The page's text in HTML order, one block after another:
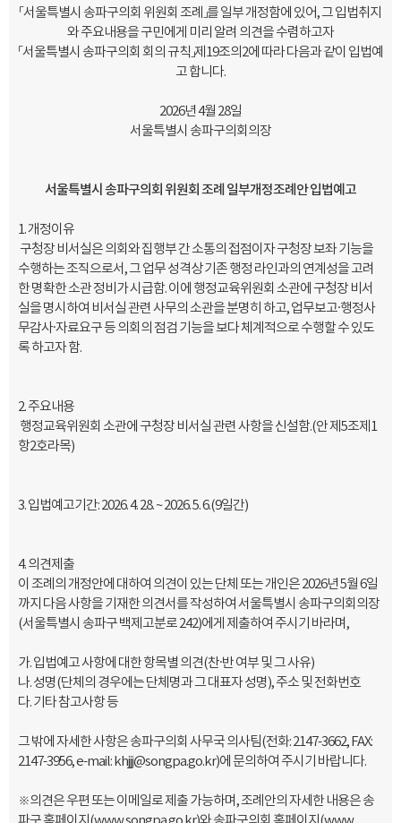
「서울특별시 송파구의회 위원회 조례」를 일부 개정함에 있어, 그 입법취지
와 주요내용을 구민에게 미리 알려 의견을 수렴하고자
「서울특별시 송파구의회 회의 규칙」제19조의2에 따라 다음과 같이 입법예
고 합니다.
2026년 4월 28일
서울특별시 송파구의회의장
서울특별시 송파구의회 위원회 조례 일부개정조례안 입법예고
1. 개정이유
구청장 비서실은 의회와 집행부 간 소통의 접점이자 구청장 보좌 기능을
수행하는 조직으로서, 그 업무 성격상 기존 행정 라인과의 연계성을 고려
한 명확한 소관 정비가 시급함. 이에 행정교육위원회 소관에 구청장 비서
실을 명시하여 비서실 관련 사무의 소관을 분명히 하고, 업무보고·행정사
무감사·자료요구 등 의회의 점검 기능을 보다 체계적으로 수행할 수 있도
록 하고자 함.
2. 주요내용
행정교육위원회 소관에 구청장 비서실 관련 사항을 신설함.(안 제5조제1
항2호라목)
3. 입법예고기간: 2026. 4. 28. ~ 2026. 5. 6.(9일간)
4. 의견제출
이 조례의 개정안에 대하여 의견이 있는 단체 또는 개인은 2026년 5월 6일
까지 다음 사항을 기재한 의견서를 작성하여 서울특별시 송파구의회의장
(서울특별시 송파구 백제고분로 242)에게 제출하여 주시기 바라며,
가. 입법예고 사항에 대한 항목별 의견(찬·반 여부 및 그 사유)
나. 성명(단체의 경우에는 단체명과 그 대표자 성명), 주소 및 전화번호
다. 기타 참고사항 등
그 밖에 자세한 사항은 송파구의회 사무국 의사팀(전화: 2147-3662, FAX:
2147-3956, e-mail: khjjj@songpa.go.kr)에 문의하여 주시기 바랍니다.
※의견은 우편 또는 이메일로 제출 가능하며, 조례안의 자세한 내용은 송